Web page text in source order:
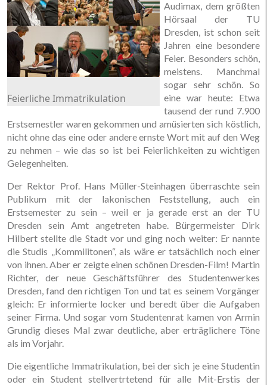
Feierliche Immatrikulation
Audimax, dem größten
Hörsaal der TU
Dresden, ist schon seit
Jahren eine besondere
Feier. Besonders schön,
meistens. Manchmal
sogar sehr schön. So
eine war heute: Etwa
tausend der rund 7.900
Erstsemestler waren gekommen und amüsierten sich köstlich,
nicht ohne das eine oder andere ernste Wort mit auf den Weg
zu nehmen – wie das so ist bei Feierlichkeiten zu wichtigen
Gelegenheiten.
Der Rektor Prof. Hans Müller-Steinhagen überraschte sein
Publikum mit der lakonischen Feststellung, auch ein
Erstsemester zu sein – weil er ja gerade erst an der TU
Dresden sein Amt angetreten habe. Bürgermeister Dirk
Hilbert stellte die Stadt vor und ging noch weiter: Er nannte
die Studis „Kommilitonen“, als wäre er tatsächlich noch einer
von ihnen. Aber er zeigte einen schönen Dresden-Film! Martin
Richter, der neue Geschäftsführer des Studentenwerkes
Dresden, fand den richtigen Ton und tat es seinem Vorgänger
gleich: Er informierte locker und beredt über die Aufgaben
seiner Firma. Und sogar vom Studentenrat kamen von Armin
Grundig dieses Mal zwar deutliche, aber erträglichere Töne
als im Vorjahr.
Die eigentliche Immatrikulation, bei der sich je eine Studentin
oder ein Student stellvertrtetend für alle Mit-Erstis der